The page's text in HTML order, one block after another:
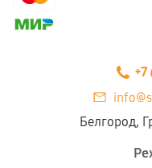
Белгород,